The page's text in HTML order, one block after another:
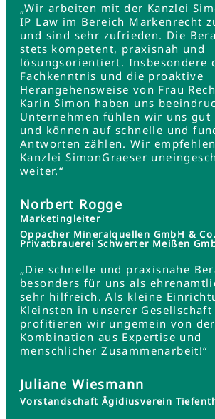
„Wir arbeiten mit der Kanzlei
IP Law im Bereich Markenrecht
und sind sehr zufrieden. Die
stets kompetent, praxisnah und
lösungsorientiert. Insbesondere
Fachkenntnis und die proaktive
Herangehensweise von Frau
Karin Simon haben uns
Unternehmen fühlen wir uns gut
und können auf schnelle und
Antworten zählen. Wir
Kanzlei SimonGraeser
weiter.“
Norbert Rogge
Marketingleiter
Oppacher Mineralquellen GmbH &
Privatbrauerei Schwerter Meißen
„Die schnelle und praxisnahe
besonders für uns als
sehr hilfreich. Als kleine
Kleinsten in unserer Gesellschaft
profitieren wir ungemein von der
Kombination aus Expertise und
menschlicher Zusammenarbeit!“
Juliane Wiesmann
Vorstandschaft Ägidiusverein